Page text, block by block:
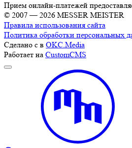
Прием онлайн-платежей
© 2007 — 2026 MESSER MEISTER
Правила использования сайта
Политика обработки персональных
Сделано с в OKC.Media
Работает на CustomCMS